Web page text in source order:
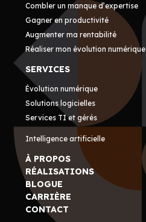
Combler un manque d’expertise
Gagner en productivité
Augmenter ma rentabilité
Réaliser mon évolution numérique
SERVICES
Évolution numérique
Solutions logicielles
Services TI et gérés
Intelligence artificielle
À PROPOS
RÉALISATIONS
BLOGUE
CARRIÈRE
CONTACT